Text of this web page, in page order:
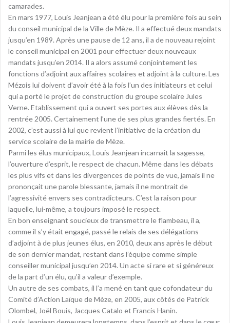
camarades.
En mars 1977, Louis Jeanjean a été élu pour la première fois au sein
du conseil municipal de la Ville de Mèze. Il a effectué deux mandats
jusqu’en 1989. Après une pause de 12 ans, il a de nouveau rejoint
le conseil municipal en 2001 pour effectuer deux nouveaux
mandats jusqu’en 2014. Il a alors assumé conjointement les
fonctions d’adjoint aux affaires scolaires et adjoint à la culture. Les
Mézois lui doivent d’avoir été à la fois l’un des initiateurs et celui
qui a porté le projet de construction du groupe scolaire Jules
Verne. Etablissement qui a ouvert ses portes aux élèves dès la
rentrée 2005. Certainement l’une de ses plus grandes fiertés. En
2002, c’est aussi à lui que revient l’initiative de la création du
service scolaire de la mairie de Mèze.
Parmi les élus municipaux, Louis Jeanjean incarnait la sagesse,
l’ouverture d’esprit, le respect de chacun. Même dans les débats
les plus vifs et dans les divergences de points de vue, jamais il ne
prononçait une parole blessante, jamais il ne montrait de
l’agressivité envers ses contradicteurs. C’est la raison pour
laquelle, lui-même, a toujours imposé le respect.
En bon enseignant soucieux de transmettre le flambeau, il a,
comme il s’y était engagé, passé le relais de ses délégations
d’adjoint à de plus jeunes élus, en 2010, deux ans après le début
de son dernier mandat, restant dans l’équipe comme simple
conseiller municipal jusqu’en 2014. Un acte si rare et si généreux
de la part d’un élu, qu’il a valeur d’exemple.
Un autre de ses combats, il l’a mené en tant que cofondateur du
Comité d’Action Laïque de Mèze, en 2005, aux côtés de Patrick
Olombel, Joël Bouis, Jacques Catalo et Francis Hanin.